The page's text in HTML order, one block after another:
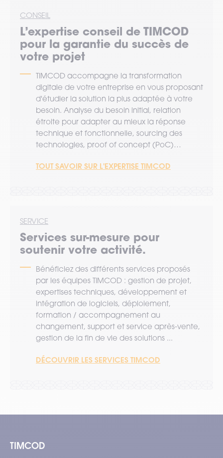
CONSEIL
L’expertise conseil de TIMCOD
pour la garantie du succès de
votre projet
TIMCOD accompagne la transformation
digitale de votre entreprise en vous proposant
d'étudier la solution la plus adaptée à votre
besoin. Analyse du besoin initial, relation
étroite pour adapter au mieux la réponse
technique et fonctionnelle, sourcing des
technologies, proof of concept (PoC)…
TOUT SAVOIR SUR L'EXPERTISE TIMCOD
SERVICE
Services sur-mesure pour
soutenir votre activité.
Bénéficiez des différents services proposés
par les équipes TIMCOD : gestion de projet,
expertises techniques, développement et
intégration de logiciels, déploiement,
formation / accompagnement au
changement, support et service après-vente,
gestion de la fin de vie des solutions ...
DÉCOUVRIR LES SERVICES TIMCOD
TIMCOD